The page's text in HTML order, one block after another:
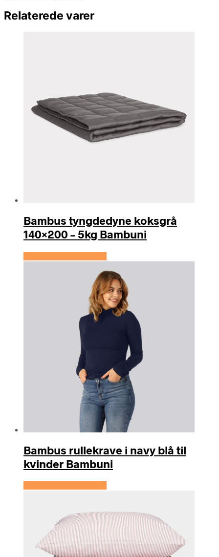
Relaterede varer
Bambus tyngdedyne koksgrå
140×200 – 5kg Bambuni
Bambus rullekrave i navy blå til
kvinder Bambuni